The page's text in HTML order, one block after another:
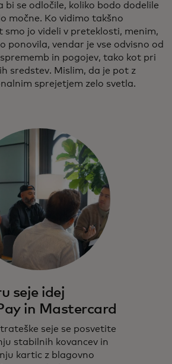
bi se odločile, koliko bodo dodelile
močne. Ko vidimo takšno
jo videli v preteklosti, menim,
ponovila, vendar je vse odvisno od
in pogojev, tako kot pri
sredstev. Mislim, da je pot z
sprejetjem zelo svetla.
seje idej
in Mastercard
seje se posvetite
stabilnih kovancev in
kartic z blagovno